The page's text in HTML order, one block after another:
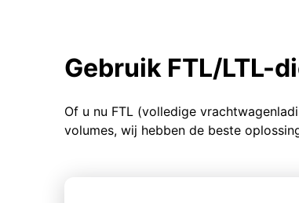
Gebruik FTL/LTL-
Of u nu FTL (volledige
volumes, wij hebben de beste